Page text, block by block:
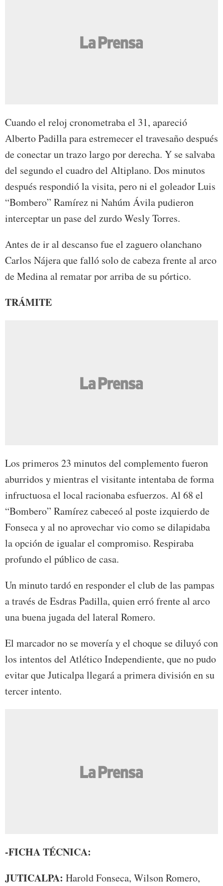
Cuando el reloj cronometraba el 31, apareció
Alberto Padilla para estremecer el travesaño después
de conectar un trazo largo por derecha. Y se salvaba
del segundo el cuadro del Altiplano. Dos minutos
después respondió la visita, pero ni el goleador Luis
“Bombero” Ramírez ni Nahúm Ávila pudieron
interceptar un pase del zurdo Wesly Torres.
Antes de ir al descanso fue el zaguero olanchano
Carlos Nájera que falló solo de cabeza frente al arco
de Medina al rematar por arriba de su pórtico.
TRÁMITE
Los primeros 23 minutos del complemento fueron
aburridos y mientras el visitante intentaba de forma
infructuosa el local racionaba esfuerzos. Al 68 el
“Bombero” Ramírez cabeceó al poste izquierdo de
Fonseca y al no aprovechar vio como se dilapidaba
la opción de igualar el compromiso. Respiraba
profundo el público de casa.
Un minuto tardó en responder el club de las pampas
a través de Esdras Padilla, quien erró frente al arco
una buena jugada del lateral Romero.
El marcador no se movería y el choque se diluyó con
los intentos del Atlético Independiente, que no pudo
evitar que Juticalpa llegará a primera división en su
tercer intento.
-FICHA TÉCNICA:
JUTICALPA: Harold Fonseca, Wilson Romero,